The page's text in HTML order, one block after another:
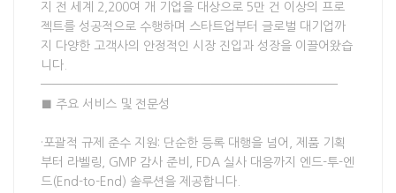
지 전 세계 2,200여 개 기업을 대상으로 5만 건 이상의 프로
젝트를 성공적으로 수행하며 스타트업부터 글로벌 대기업까
지 다양한 고객사의 안정적인 시장 진입과 성장을 이끌어왔습
니다.
————————————————————————————
■ 주요 서비스 및 전문성
·포괄적 규제 준수 지원: 단순한 등록 대행을 넘어, 제품 기획
부터 라벨링, GMP 감사 준비, FDA 실사 대응까지 엔드-투-엔
드(End-to-End) 솔루션을 제공합니다.